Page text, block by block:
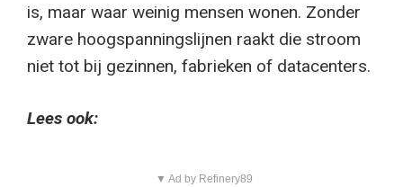
is, maar waar weinig mensen wonen. Zonder
zware hoogspanningslijnen raakt die stroom
niet tot bij gezinnen, fabrieken of datacenters.
Lees ook:
▼ Ad by Refinery89